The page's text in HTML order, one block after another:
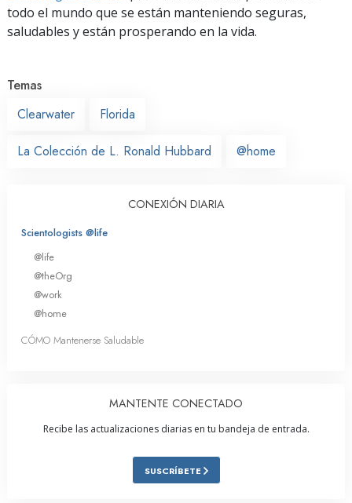
todo el mundo que se están manteniendo seguras,
saludables y están prosperando en la vida.
Temas
Clearwater
Florida
La Colección de L. Ronald Hubbard @home
CONEXIÓN DIARIA
Scientologists @life
@life
@theOrg
@work
@home
CÓMO Mantenerse Saludable
MANTENTE CONECTADO
Recibe las actualizaciones diarias en tu bandeja de entrada.
SUSCRÍBETE